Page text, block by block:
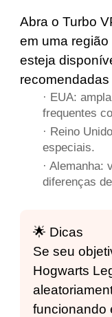
Abra o Turbo
em uma
esteja
recomendadas
· EUA:
frequentes
· Reino Unido
especiais.
·Alemanha:
diferenças
🌟 Dicas
Se seu
Hogwarts
funcionando